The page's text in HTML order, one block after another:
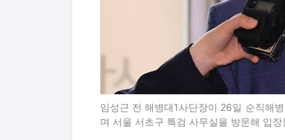
임성근 전 해병대1사단장이 26일 순직해
며 서울 서초구 특검 사무실을 방문해 입